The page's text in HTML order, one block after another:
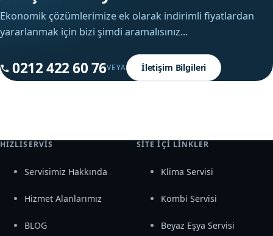
Ekonomik çözümlerimize ek olarak indirimli fiyatlardan
yararlanmak için bizi şimdi aramalısınız...
0212 422 60 76VEYA İletişim Bilgileri
HIZLISERVIS
Servisimiz Hakkında
Hizmet Alanlarımız
BLOG
SITE İÇI LINKLER
Klima Servisi
Kombi Servisi
Beyaz Eşya Servisi